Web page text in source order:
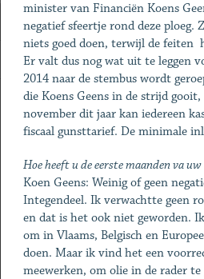
minister van Financiën Koens
negatief sfeertje rond deze ploeg.
niets goed doen, terwijl de feiten
Er valt dus nog wat uit te leggen
2014 naar de stembus wordt
die Koens Geens in de strijd
november dit jaar kan iedereen
fiscaal gunsttarief. De minimale
Hoe heeft u de eerste maanden va
Koen Geens: Weinig of geen
Integendeel. Ik verwachtte geen
en dat is het ook niet geworden.
om in Vlaams, Belgisch en
doen. Maar ik vind het een
meewerken, om olie in de rader te